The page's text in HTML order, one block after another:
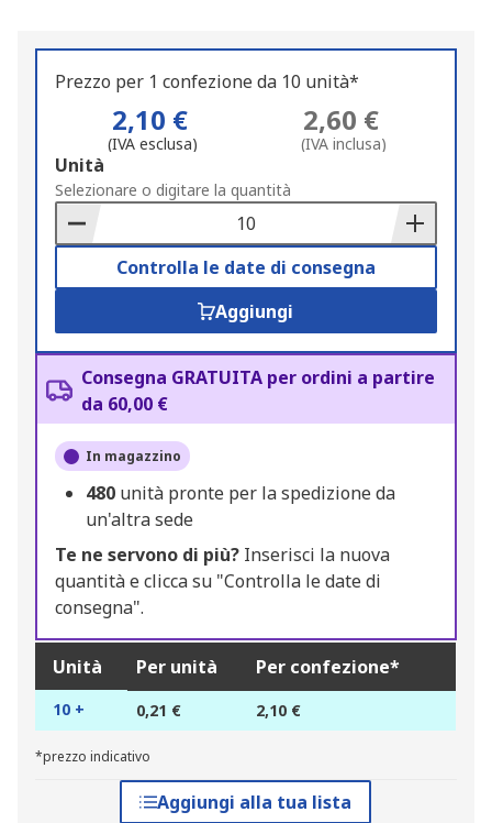
Prezzo per 1 confezione da 10 unità*
2,10 €
(IVA esclusa)
2,60 €
(IVA inclusa)
Add
to
Basket
Unità
Selezionare o digitare la quantità
Controlla le date di consegna
Aggiungi
Consegna GRATUITA per ordini a partire
da 60,00 €
In magazzino
480 unità pronte per la spedizione da
un'altra sede
Te ne servono di più? Inserisci la nuova
quantità e clicca su "Controlla le date di
consegna".
Unità Per unità Per confezione*
10 + 0,21 € 2,10 €
*prezzo indicativo
Aggiungi alla tua lista